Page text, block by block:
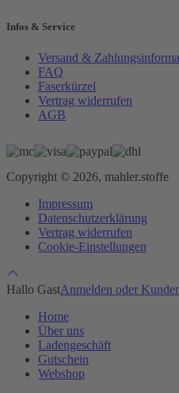
Infos & Service
Versand &
FAQ
Faserkürzel
Vertrag widerrufen
AGB
Copyright © 2026, mahler.stoffe
Impressum
Datenschutzerklärung
Vertrag widerrufen
Cookie-Einstellungen
Hallo GastAnmelden oder
Home
Über uns
Ladengeschäft
Gutschein
Webshop